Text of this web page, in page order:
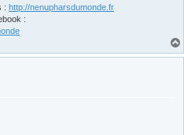
: http://nenupharsdumonde.fr
: